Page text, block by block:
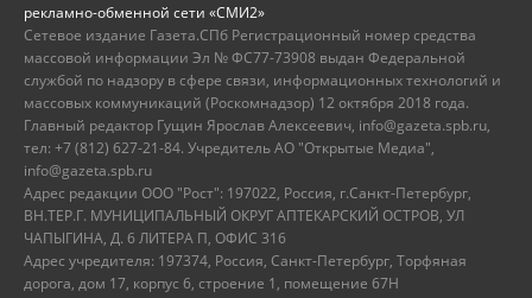
рекламно-обменной сети «СМИ2»
Сетевое издание Газета.СПб Регистрационный номер средства
массовой информации Эл № ФС77-73908 выдан Федеральной
службой по надзору в сфере связи, информационных технологий и
массовых коммуникаций (Роскомнадзор) 12 октября 2018 года.
Главный редактор Гущин Ярослав Алексеевич, info@gazeta.spb.ru,
тел: +7 (812) 627-21-84. Учредитель АО "Открытые Медиа",
info@gazeta.spb.ru
Адрес редакции ООО "Рост": 197022, Россия, г.Санкт-Петербург,
ВН.ТЕР.Г. МУНИЦИПАЛЬНЫЙ ОКРУГ АПТЕКАРСКИЙ ОСТРОВ, УЛ
ЧАПЫГИНА, Д. 6 ЛИТЕРА П, ОФИС 316
Адрес учредителя: 197374, Россия, Санкт-Петербург, Торфяная
дорога, дом 17, корпус 6, строение 1, помещение 67Н